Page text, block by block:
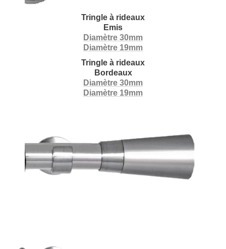
Tringle à rideaux
Emis
Diamètre 30mm
Diamètre 19mm
Tringle à rideaux
Bordeaux
Diamètre 30mm
Diamètre 19mm